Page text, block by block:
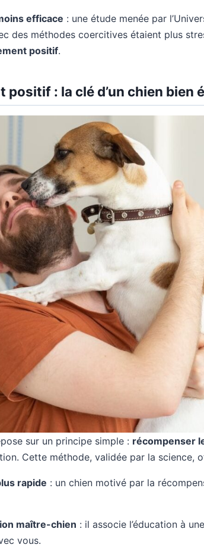
efficace : une étude menée par
des méthodes coercitives étaient plus
positif.
positif : la clé d’un chien bien
sur un principe simple : récompenser
Cette méthode, validée par la science,
rapide : un chien motivé par la
maître-chien : il associe l’éducation à
vous.